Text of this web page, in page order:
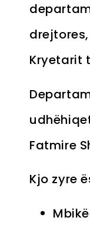
Kryetarit
Fatmire
Kjo zyre